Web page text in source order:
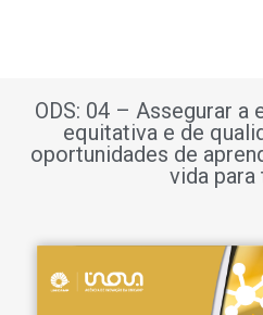
ODS: 04 – Assegurar a
equitativa e de
oportunidades de
vida